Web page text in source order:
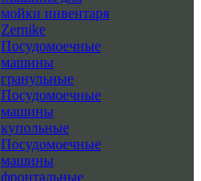
мойки инвентаря
Zernike
Посудомоечные
машины
гранульные
Посудомоечные
машины
купольные
Посудомоечные
машины
фронтальные